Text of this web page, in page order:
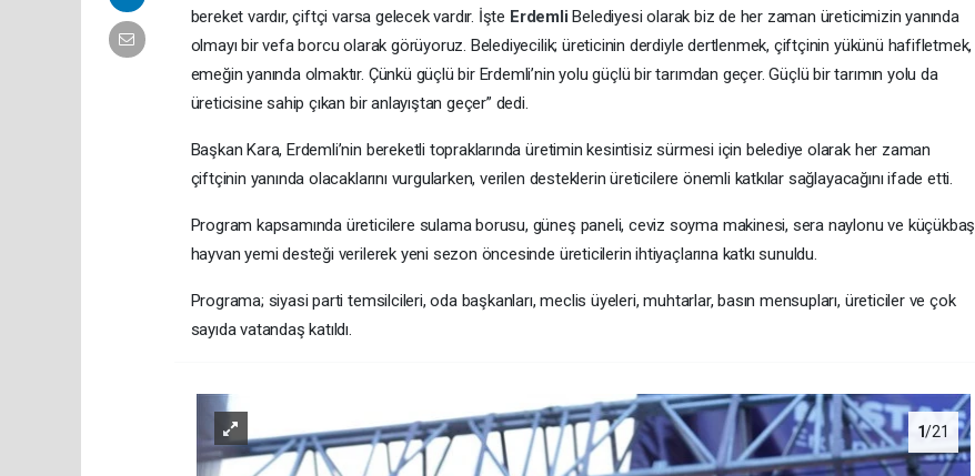
bereket vardır, çiftçi varsa gelecek vardır. İşte Erdemli Belediyesi olarak biz de her zaman üreticimizin yanında
olmayı bir vefa borcu olarak görüyoruz. Belediyecilik; üreticinin derdiyle dertlenmek, çiftçinin yükünü hafifletmek,
emeğin yanında olmaktır. Çünkü güçlü bir Erdemli’nin yolu güçlü bir tarımdan geçer. Güçlü bir tarımın yolu da
üreticisine sahip çıkan bir anlayıştan geçer” dedi.
Başkan Kara, Erdemli’nin bereketli topraklarında üretimin kesintisiz sürmesi için belediye olarak her zaman
çiftçinin yanında olacaklarını vurgularken, verilen desteklerin üreticilere önemli katkılar sağlayacağını ifade etti.
Program kapsamında üreticilere sulama borusu, güneş paneli, ceviz soyma makinesi, sera naylonu ve küçükbaş
hayvan yemi desteği verilerek yeni sezon öncesinde üreticilerin ihtiyaçlarına katkı sunuldu.
Programa; siyasi parti temsilcileri, oda başkanları, meclis üyeleri, muhtarlar, basın mensupları, üreticiler ve çok
sayıda vatandaş katıldı.
1/21